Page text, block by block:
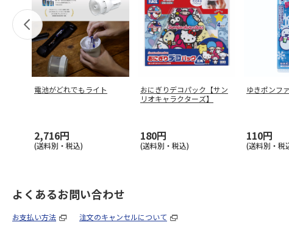
電池がどれでもライト
2,716円
(送料別・税込)
おにぎりデコパック【サン
リオキャラクターズ】
180円
(送料別・税込)
ゆきポンフ
110円
(送料別・税
よくあるお問い合わせ
お支払い方法 注文のキャンセルについて